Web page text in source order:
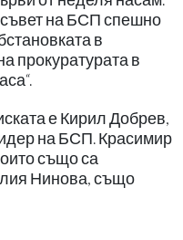
на БСП спешно
в
прокуратурата в
е Кирил Добрев,
на БСП. Красимир
също са
Нинова, също